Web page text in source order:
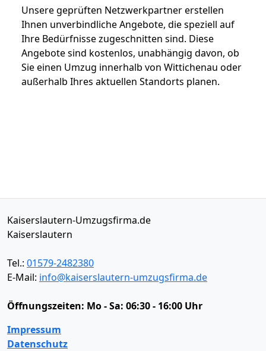
Unsere geprüften Netzwerkpartner erstellen
Ihnen unverbindliche Angebote, die speziell auf
Ihre Bedürfnisse zugeschnitten sind. Diese
Angebote sind kostenlos, unabhängig davon, ob
Sie einen Umzug innerhalb von Wittichenau oder
außerhalb Ihres aktuellen Standorts planen.
Kaiserslautern-Umzugsfirma.de
Kaiserslautern
Tel.: 01579-2482380
E-Mail: info@kaiserslautern-umzugsfirma.de
Öffnungszeiten: Mo - Sa: 06:30 - 16:00 Uhr
Impressum
Datenschutz